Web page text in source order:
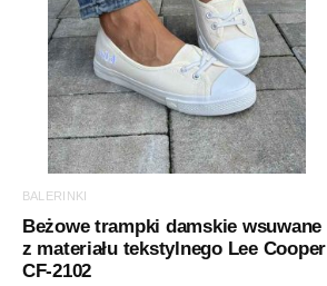
BALERINKI
Beżowe trampki damskie wsuwane
z materiału tekstylnego Lee Cooper
CF-2102